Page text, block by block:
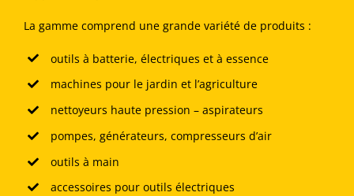
La gamme comprend une grande variété de produits :
outils à batterie, électriques et à essence
machines pour le jardin et l’agriculture
nettoyeurs haute pression – aspirateurs
pompes, générateurs, compresseurs d’air
outils à main
accessoires pour outils électriques